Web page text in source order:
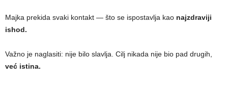
Majka prekida svaki kontakt — što se ispostavlja kao najzdraviji
ishod.
Važno je naglasiti: nije bilo slavlja. Cilj nikada nije bio pad drugih,
već istina.